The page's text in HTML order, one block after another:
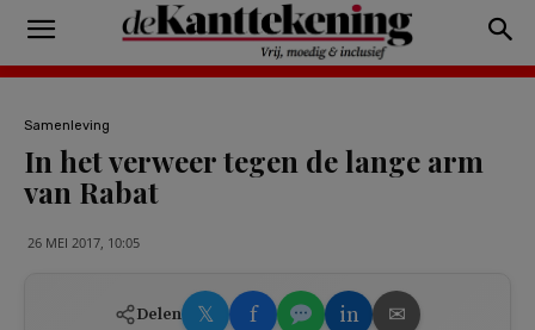
Samenleving
In het verweer tegen de lange arm
van Rabat
26 MEI 2017, 10:05
Delen 𝕏 f in ✉